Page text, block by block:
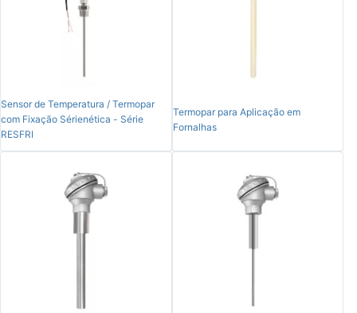
Sensor de Temperatura / Termopar
com Fixação Sérienética - Série
RESFRI
Termopar para Aplicação em
Fornalhas